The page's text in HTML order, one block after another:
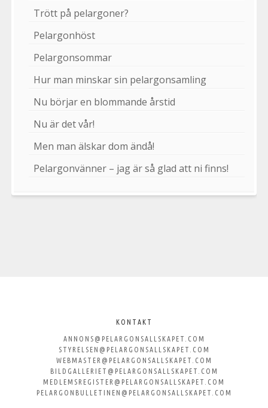
Trött på pelargoner?
Pelargonhöst
Pelargonsommar
Hur man minskar sin pelargonsamling
Nu börjar en blommande årstid
Nu är det vår!
Men man älskar dom ändå!
Pelargonvänner – jag är så glad att ni finns!
Svenska
Pelargonsällskapet
KONTAKT
ANNONS@PELARGONSALLSKAPET.COM
STYRELSEN@PELARGONSALLSKAPET.COM
WEBMASTER@PELARGONSALLSKAPET.COM
BILDGALLERIET@PELARGONSALLSKAPET.COM
MEDLEMSREGISTER@PELARGONSALLSKAPET.COM
PELARGONBULLETINEN@PELARGONSALLSKAPET.COM